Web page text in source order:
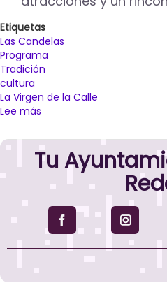
Etiquetas
Las Candelas
Programa
Tradición
cultura
La Virgen de la Calle
Lee más
cultura,
folklore
y
darán
cita
en
la
de
Tu